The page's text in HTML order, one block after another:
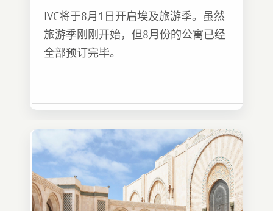
IVC将于8月1日开启埃及旅游季。虽然
旅游季刚刚开始，但8月份的公寓已经
全部预订完毕。